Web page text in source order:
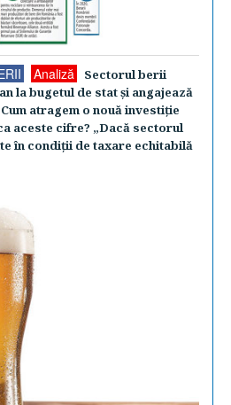
Analiză
Sectorul berii
la bugetul de stat şi angajează
atragem o nouă investiţie
aceste cifre? „Dacă sectorul
în condiţii de taxare echitabilă